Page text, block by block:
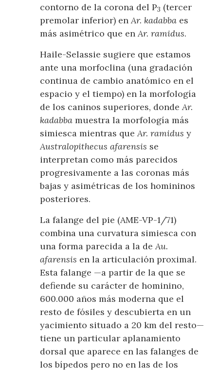
contorno de la corona del P3 (tercer
premolar inferior) enAr. kadabba es
más asimétrico que enAr. ramidus.
Haile-Selassie sugiere que estamos
ante una morfoclina (una gradación
continua de cambio anatómico en el
espacio y el tiempo) en la morfología
de los caninos superiores, dondeAr.
kadabba muestra la morfología más
simiesca mientras queAr. ramidusy
Australopithecus afarensis se
interpretan como más parecidos
progresivamente a las coronas más
bajas y asimétricas de los homininos
posteriores.
La falange del pie (AME-VP-1/71)
combina una curvatura simiesca con
una forma parecida a la deAu.
afarensis en la articulación proximal.
Esta falange —a partir de la que se
defiende su carácter de hominino,
600.000 años más moderna que el
resto de fósiles y descubierta en un
yacimiento situado a 20 km del resto—
tiene un particular aplanamiento
dorsal que aparece en las falanges de
los bípedos pero no en las de los